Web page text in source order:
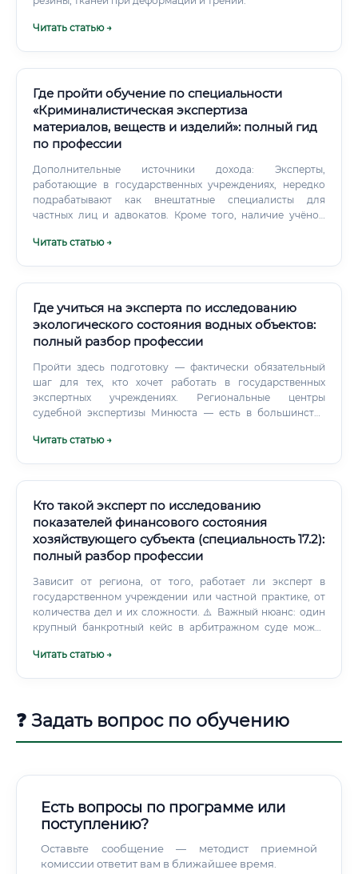
Читать статью →
Где пройти обучение по специальности
«Криминалистическая экспертиза
материалов, веществ и изделий»: полный гид
по профессии
Дополнительные источники дохода: Эксперты,
работающие в государственных учреждениях, нередко
подрабатывают как внештатные специалисты для
частных лиц и адвокатов. Кроме того, наличие учёной
структур получают также ряд льгот: ранний выход на
ценность рабочего места.
Читать статью →
Где учиться на эксперта по исследованию
экологического состояния водных объектов:
полный разбор профессии
Пройти здесь подготовку — фактически обязательный
шаг для тех, кто хочет работать в государственных
экспертных учреждениях. Региональные центры
судебной экспертизы Минюста — есть в большинстве
Читать статью →
Кто такой эксперт по исследованию
показателей финансового состояния
хозяйствующего субъекта (специальность 17.2):
полный разбор профессии
Зависит от региона, от того, работает ли эксперт в
государственном учреждении или частной практике, от
количества дел и их сложности. ⚠️ Важный нюанс: один
крупный банкротный кейс в арбитражном суде может
экспертизу. Всё зависит от объёма документации,
Читать статью →
❓ Задать вопрос по обучению
Есть вопросы по программе или
поступлению?
Оставьте сообщение — методист приемной
комиссии ответит вам в ближайшее время.